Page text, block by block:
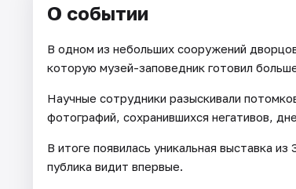
О событии
В одном из небольших сооружений
которую музей-заповедник готовил
Научные сотрудники разыскивали
фотографий, сохранившихся негативов,
В итоге появилась уникальная выставка
публика видит впервые.